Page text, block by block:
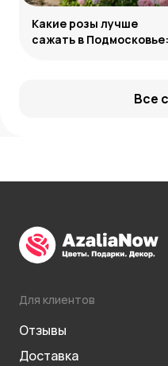
Все
Какие розы лучше
сажать в Подмосковье:
Для клиентов
Отзывы
Доставка